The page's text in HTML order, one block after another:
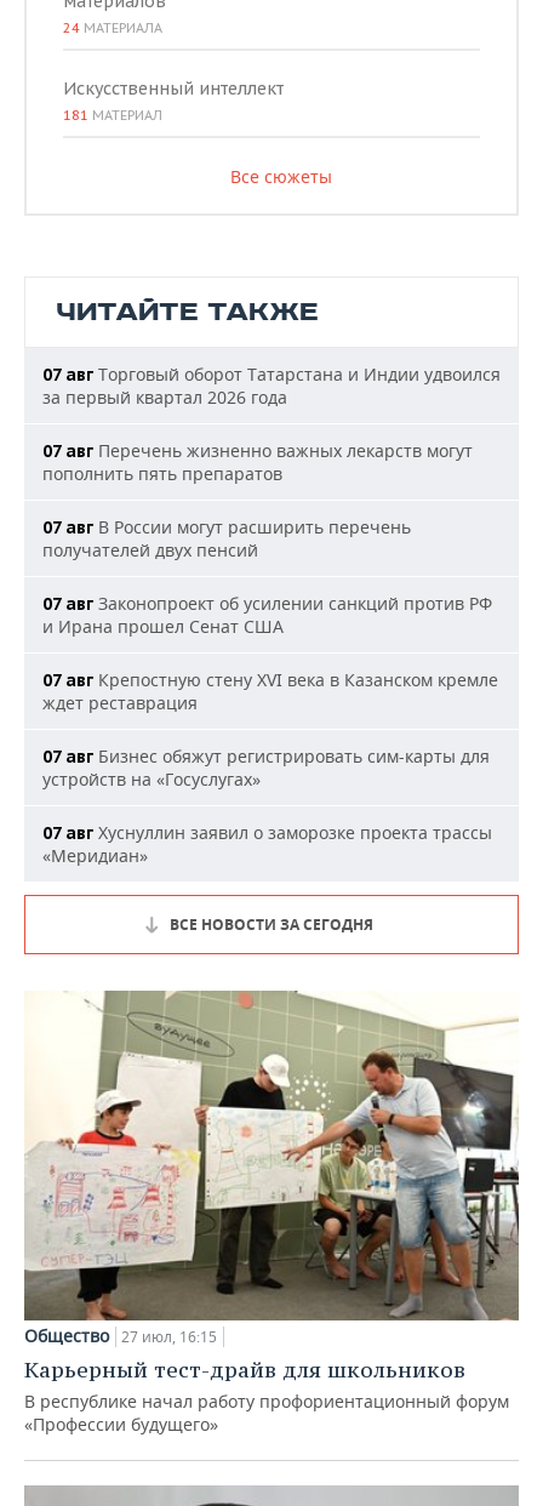
24 МАТЕРИАЛА
Искусственный интеллект
181 МАТЕРИАЛ
Все сюжеты
ЧИТАЙТЕ ТАКЖЕ
07 авг Торговый оборот Татарстана и Индии удвоился
за первый квартал 2026 года
07 авг Перечень жизненно важных лекарств могут
пополнить пять препаратов
07 авг В России могут расширить перечень
получателей двух пенсий
07 авг Законопроект об усилении санкций против РФ
и Ирана прошел Сенат США
07 авг Крепостную стену XVI века в Казанском кремле
ждет реставрация
07 авг Бизнес обяжут регистрировать сим-карты для
устройств на «Госуслугах»
07 авг Хуснуллин заявил о заморозке проекта трассы
«Меридиан»
ВСЕ НОВОСТИ ЗА СЕГОДНЯ
Общество 27 июл, 16:15
Карьерный тест-драйв для школьников
В республике начал работу профориентационный форум
«Профессии будущего»